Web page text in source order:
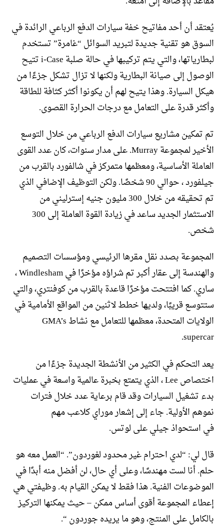
يُعتقد أن أحد مفاتيح خفة سيارات الدفع الرباعي الرائدة في
السوق هو تقنية جديدة لتبريد السوائل “غامرة” تستخدم
لبطارياتها، والتي يتم تركيبها في حالة صلبة i-Case تتيح
الوصول إلى صيانة البطارية ولكنها لا تزال تشكل جزءًا من
هيكل السيارة. وهذا يتيح لهم أن يكونوا أكثر كثافة للطاقة
وأكثر قدرة على التعامل مع درجات الحرارة القصوى.
تم تمكين مشاريع سيارات الدفع الرباعي من خلال التوسع
الأخير لمجموعة Murray. على مدار سنوات، كان عدد القوى
العاملة الأساسية، ومعظمها متمركز في شالفورد بالقرب من
جيلفورد ، حوالي 90 شخصًا. ولكن التوظيف الإضافي الذي
تم تحقيقه من خلال 300 مليون جنيه إسترليني من
الاستثمار الجديد ساعد في زيادة القوة العاملة إلى 300
شخص.
المجموعة بصدد نقل مقرها الرئيسي ومؤسسات التصميم
والهندسة إلى عقار أكبر تم شراؤه مؤخرًا في Windlesham ،
ساري. كما افتتحت مؤخرًا قاعدة بالقرب من كوفنتري، والتي
ستتوسع قريبًا، ولديها خطط لاثنين من المواقع الأمامية في
الولايات المتحدة، معظمها للتعامل مع نشاط GMA’s
supercar.
يعد التحكم في الكثير من الأنشطة الجديدة جزءًا من
اختصاص Lee ، الذي يتمتع بخبرة عالمية واسعة في عمليات
بدء تشغيل السيارات وقد قام برعاية عدد خلال فترات
نموهم الأولية. جاء إلى إشعار موراي كلاعب مهم
في استحواذ جيلي على لوتس.
قال لي: “لدي احترام غير محدود لغوردون”. “العمل معه هو
حلم. أنا لست مهندسًا، وعلى أي حال، لن أفضل منه أبدًا في
الموضوعات الفنية. هذا فقط لا يمكن القيام به. وظيفتي هي
إعطاء المجموعة أقوى أساس ممكن – حيث يمكنها التركيز
بالكامل على المنتج، وهو ما يريده جوردون “.